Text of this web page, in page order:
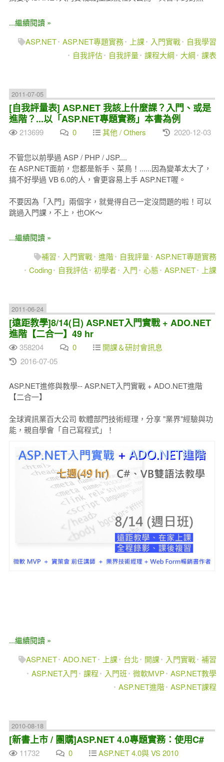
...繼續閱讀 »
ASP.NET ASP.NET專題實務 上課 入門實戰
自我學習
自我評估
自我評量 課程大綱 大綱 課表
2011-07-05
[自我評量表] ASP.NET 我該上什麼課？入門、或是
進階？...以「ASP.NET專題實務」本書為例
213699 0 其他 / Others 2020-12-03
不管您以前學過 ASP / PHP / JSP....
在 ASP.NET面前，您都是新手、菜鳥！......因為變革太大了，
搞不好學過 VB 6.0的人，會更容易上手 ASP.NET喔。
不要因為「入門」兩個字，就覺得自己一定沒問題的啦！可以
跳過入門課，不上，也OK～
...繼續閱讀 »
補習
入門實戰 進階 自我評量 ASP.NET專題實務
Coding
自我評估 初學者 入門 心態 ASP.NET 上課
2011-06-24
[遠距教學]8/14(日) ASP.NET入門實戰 + ADO.NET
進階【二合一】49 hr
358204 0
開課＆研討會訊息
2016-07-05
ASP.NET進修與教學-- ASP.NET入門實戰 + ADO.NET進階
【二合一】
全球資訊業百大公司 軟體部門技術經理，分享 "業界"經驗與功
能，親自學會「自己寫程式」！
...繼續閱讀 »
ASP.NET ADO.NET 上課 台北 開課 入門實戰 補習
ASP.NET入門
課程 入門班 微軟MVP ASP.NET教學
ASP.NET進階 ASP.NET課程
2010-08-18
[新書上市 / 團購]ASP.NET 4.0專題實務：使用C#
11732 0
ASP.NET 4.0與 VS 2010